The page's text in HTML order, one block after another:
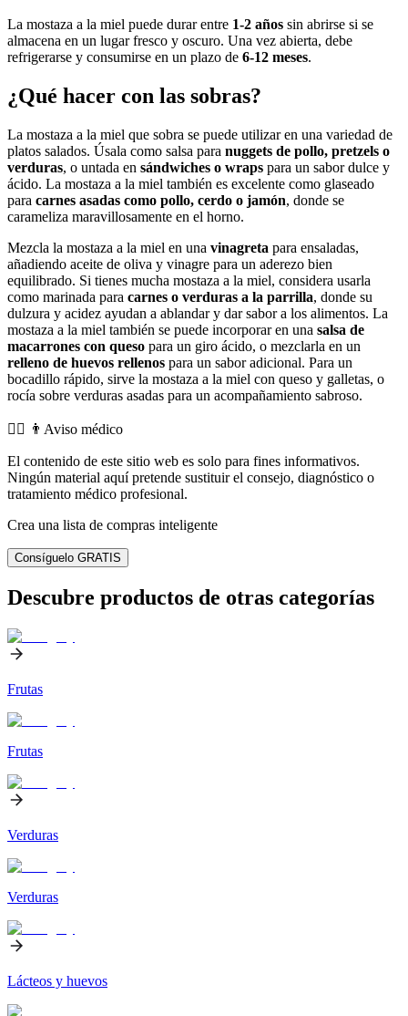
La mostaza a la miel puede durar entre 1-2 años sin abrirse si se
almacena en un lugar fresco y oscuro. Una vez abierta, debe
refrigerarse y consumirse en un plazo de 6-12 meses.
¿Qué hacer con las sobras?
La mostaza a la miel que sobra se puede utilizar en una variedad de
platos salados. Úsala como salsa para nuggets de pollo, pretzels o
verduras, o untada en sándwiches o wraps para un sabor dulce y
ácido. La mostaza a la miel también es excelente como glaseado
para carnes asadas como pollo, cerdo o jamón, donde se
carameliza maravillosamente en el horno.
Mezcla la mostaza a la miel en una vinagreta para ensaladas,
añadiendo aceite de oliva y vinagre para un aderezo bien
equilibrado. Si tienes mucha mostaza a la miel, considera usarla
como marinada para carnes o verduras a la parrilla, donde su
dulzura y acidez ayudan a ablandar y dar sabor a los alimentos. La
mostaza a la miel también se puede incorporar en una salsa de
macarrones con queso para un giro ácido, o mezclarla en un
relleno de huevos rellenos para un sabor adicional. Para un
bocadillo rápido, sirve la mostaza a la miel con queso y galletas, o
rocía sobre verduras asadas para un acompañamiento sabroso.
👨‍⚕️️ 👨Aviso médico
El contenido de este sitio web es solo para fines informativos.
Ningún material aquí pretende sustituir el consejo, diagnóstico o
tratamiento médico profesional.
Crea una lista de compras inteligente
Consíguelo GRATIS
Descubre productos de otras categorías
Frutas
Frutas
Verduras
Verduras
Lácteos y huevos